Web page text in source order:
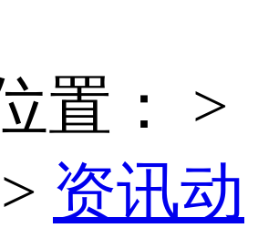
置：
>
> 资讯动